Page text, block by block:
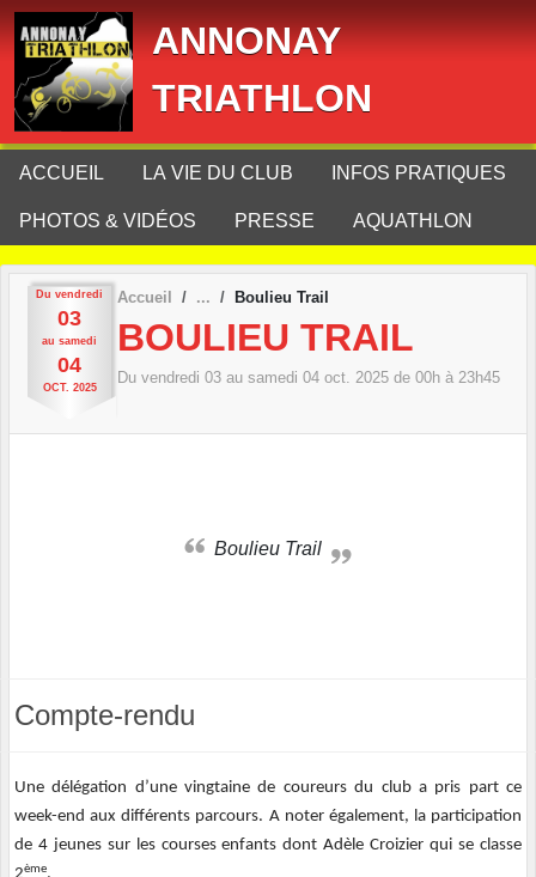
ANNONAY
TRIATHLON
ACCUEIL LA VIE DU CLUB INFOS PRATIQUES
PHOTOS & VIDÉOS PRESSE AQUATHLON
Du vendredi
03
au samedi
04
OCT. 2025
Accueil Boulieu Trail
BOULIEU TRAIL
Du vendredi 03 au samedi 04 oct. 2025 de 00h à 23h45
Boulieu Trail
Compte-rendu
Une délégation d’une vingtaine de coureurs du club a pris part ce
week-end aux différents parcours. A noter également, la participation
de 4 jeunes sur les courses enfants dont Adèle Croizier qui se classe
ème
Panneau de gestion des cookies